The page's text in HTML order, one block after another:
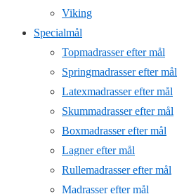
Viking
Specialmål
Topmadrasser efter mål
Springmadrasser efter mål
Latexmadrasser efter mål
Skummadrasser efter mål
Boxmadrasser efter mål
Lagner efter mål
Rullemadrasser efter mål
Madrasser efter mål